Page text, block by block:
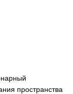
пространства